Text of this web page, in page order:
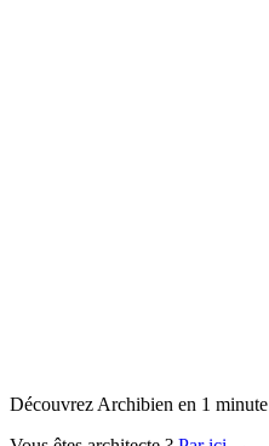
Découvrez Archibien en 1 minute